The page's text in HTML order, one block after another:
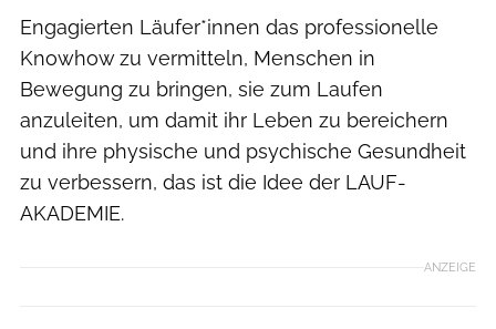
Engagierten Läufer*innen das professionelle
Knowhow zu vermitteln, Menschen in
Bewegung zu bringen, sie zum Laufen
anzuleiten, um damit ihr Leben zu bereichern
und ihre physische und psychische Gesundheit
zu verbessern, das ist die Idee der LAUF-
AKADEMIE.
ANZEIGE